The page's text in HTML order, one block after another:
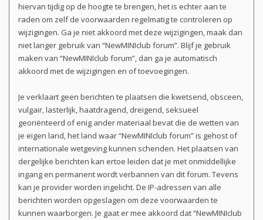
hiervan tijdig op de hoogte te brengen, het is echter aan te
raden om zelf de voorwaarden regelmatig te controleren op
wijzigingen. Ga je niet akkoord met deze wijzigingen, maak dan
niet langer gebruik van “NewMINIclub forum”. Blijf je gebruik
maken van “NewMINIclub forum”, dan ga je automatisch
akkoord met de wijzigingen en of toevoegingen.
Je verklaart geen berichten te plaatsen die kwetsend, obsceen,
vulgair, lasterlijk, haatdragend, dreigend, seksueel
georiënteerd of enig ander materiaal bevat die de wetten van
je eigen land, het land waar “NewMINIclub forum” is gehost of
internationale wetgeving kunnen schenden. Het plaatsen van
dergelijke berichten kan ertoe leiden dat je met onmiddellijke
ingang en permanent wordt verbannen van dit forum. Tevens
kan je provider worden ingelicht. De IP-adressen van alle
berichten worden opgeslagen om deze voorwaarden te
kunnen waarborgen. Je gaat er mee akkoord dat “NewMINIclub